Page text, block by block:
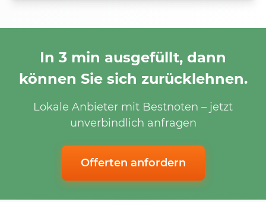
In 3 min ausgefüllt, dann
können Sie sich zurücklehnen.
Lokale Anbieter mit Bestnoten – jetzt
unverbindlich anfragen
Offerten anfordern